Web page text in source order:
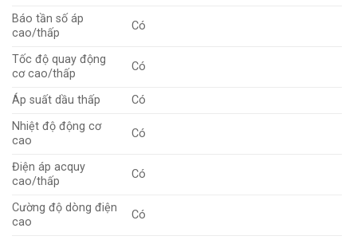
Báo tần số áp
cao/thấp
Có
Tốc độ quay động
cơ cao/thấp
Có
Áp suất dầu thấp
Có
Nhiệt độ động cơ
cao
Có
Điện áp acquy
cao/thấp
Có
Cường độ dòng điện
cao
Có